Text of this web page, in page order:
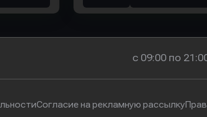
с 09:00 по
Согласие на рекламную рассылку